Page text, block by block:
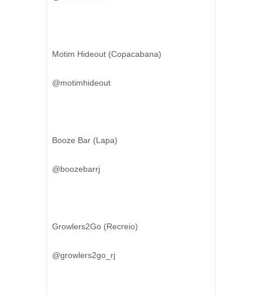
Motim Hideout (Copacabana)
@motimhideout
Booze Bar (Lapa)
@boozebarrj
Growlers2Go (Recreio)
@growlers2go_rj